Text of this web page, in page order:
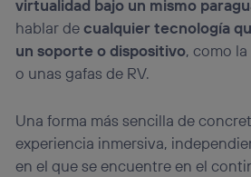
virtualidad bajo un mismo
hablar decualquier tecnología
un soporte o dispositivo, como
o unas gafas de RV.
Una forma más sencilla de
experiencia inmersiva,
en el que se encuentre en el
consienta el uso de la tecnología
identificador. Típicamente:
Si utilizas unaconexión de
el marketing o análisis se realizará
Si utilizasdatos móviles, el
personalizado, ya que se basará
navegación del usuario del móvil.